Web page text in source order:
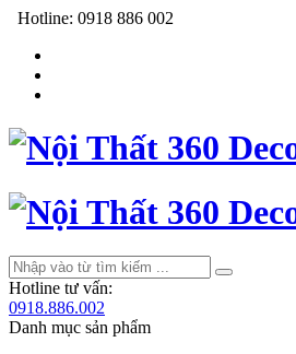
Hotline: 0918 886 002
Hotline tư vấn:
0918.886.002
Danh mục sản phẩm